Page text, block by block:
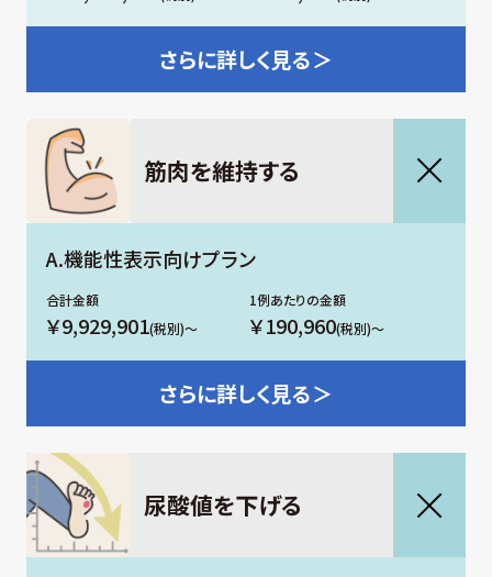
さらに詳しく見る＞
筋肉を維持する
A.機能性表示向けプラン
￥9,929,901(税別)～ ￥190,960(税別)～
さらに詳しく見る＞
尿酸値を下げる